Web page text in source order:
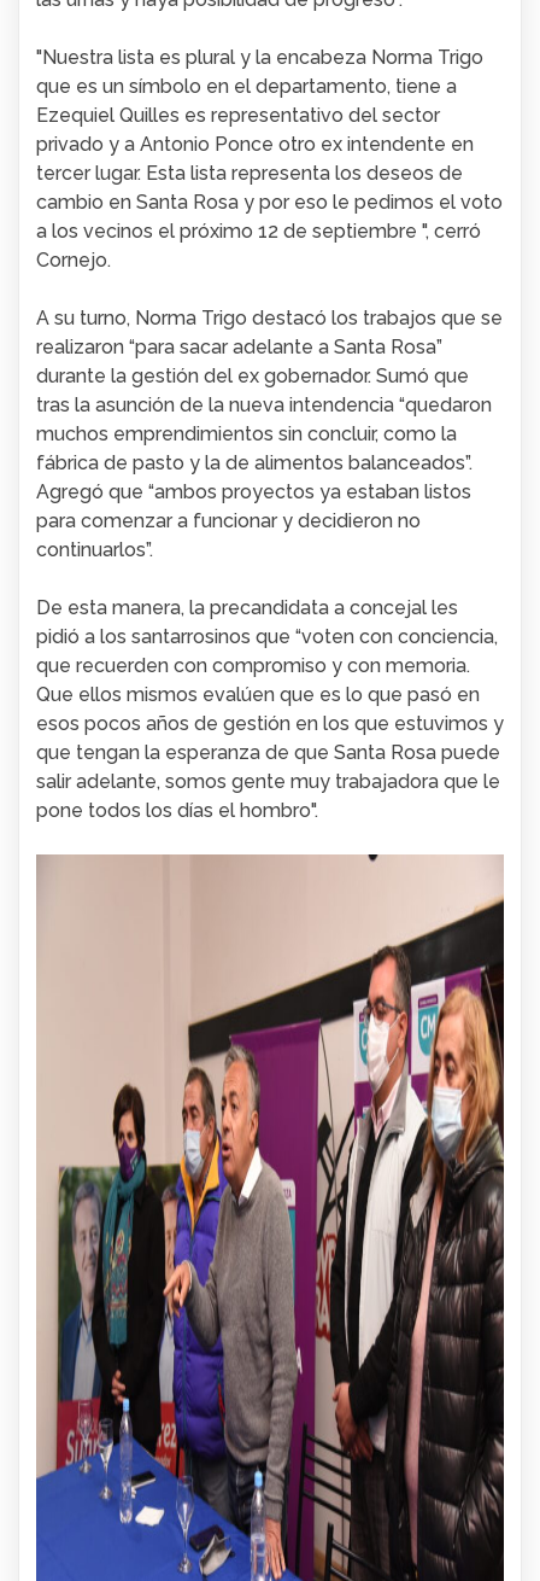
"Nuestra lista es plural y la encabeza Norma Trigo
que es un símbolo en el departamento, tiene a
Ezequiel Quilles es representativo del sector
privado y a Antonio Ponce otro ex intendente en
tercer lugar. Esta lista representa los deseos de
cambio en Santa Rosa y por eso le pedimos el voto
a los vecinos el próximo 12 de septiembre ", cerró
Cornejo.
A su turno, Norma Trigo destacó los trabajos que se
realizaron “para sacar adelante a Santa Rosa”
durante la gestión del ex gobernador. Sumó que
tras la asunción de la nueva intendencia “quedaron
muchos emprendimientos sin concluir, como la
fábrica de pasto y la de alimentos balanceados”.
Agregó que “ambos proyectos ya estaban listos
para comenzar a funcionar y decidieron no
continuarlos”.
De esta manera, la precandidata a concejal les
pidió a los santarrosinos que “voten con conciencia,
que recuerden con compromiso y con memoria.
Que ellos mismos evalúen que es lo que pasó en
esos pocos años de gestión en los que estuvimos y
que tengan la esperanza de que Santa Rosa puede
salir adelante, somos gente muy trabajadora que le
pone todos los días el hombro".